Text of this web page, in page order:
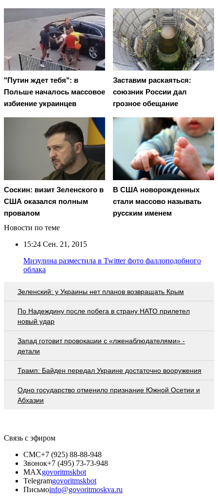
"Путин ждет тебя": в
Польше началось массовое
избиение украинцев
Заставим раскаяться:
союзник России дал
грозное обещание
Соскин: визит Зеленского в
США оказался полным
провалом
В США новорожденных
стали массово называть
русским именем
Новости по теме
15:24 Сен. 21, 2015
Мизулина разместила в Twitter фото фаллоподобного
облака
Зеленский: у Украины нет планов возвращать Крым
По Надеждину после побега в страну НАТО прилетел
новый удар
Запад готовит провокации с «лженаблюдателями» -
детали
Трамп: Байден передал Украине достаточно вооружения
Одно государство отменило признание Южной Осетии и
Абхазии
Связь с эфиром
СМС+7 (925) 88-88-948
Звонок+7 (495) 73-73-948
MAXgovoritmskbot
Telegramgovoritmskbot
Письмоinfo@govoritmoskva.ru